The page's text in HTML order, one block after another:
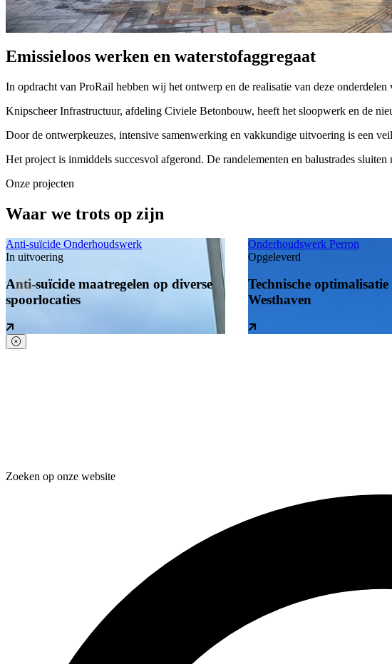
Emissieloos werken en waterstofaggregaat
In opdracht van ProRail hebben wij het ontwerp en de realisatie van deze onderdelen
Knipscheer Infrastructuur, afdeling Civiele Betonbouw, heeft het sloopwerk en de
Door de ontwerpkeuzes, intensive samenwerking en vakkundige uitvoering is een
Het project is inmiddels succesvol afgerond. De randelementen en balustrades
Onze projecten
Waar we trots op zijn
Anti-suïcide Onderhoudswerk
In uitvoering
Anti-suïcide maatregelen op diverse
spoorlocaties
Onderhoudswerk Perron
Opgeleverd
Technische
Westhaven
Zoeken op onze website